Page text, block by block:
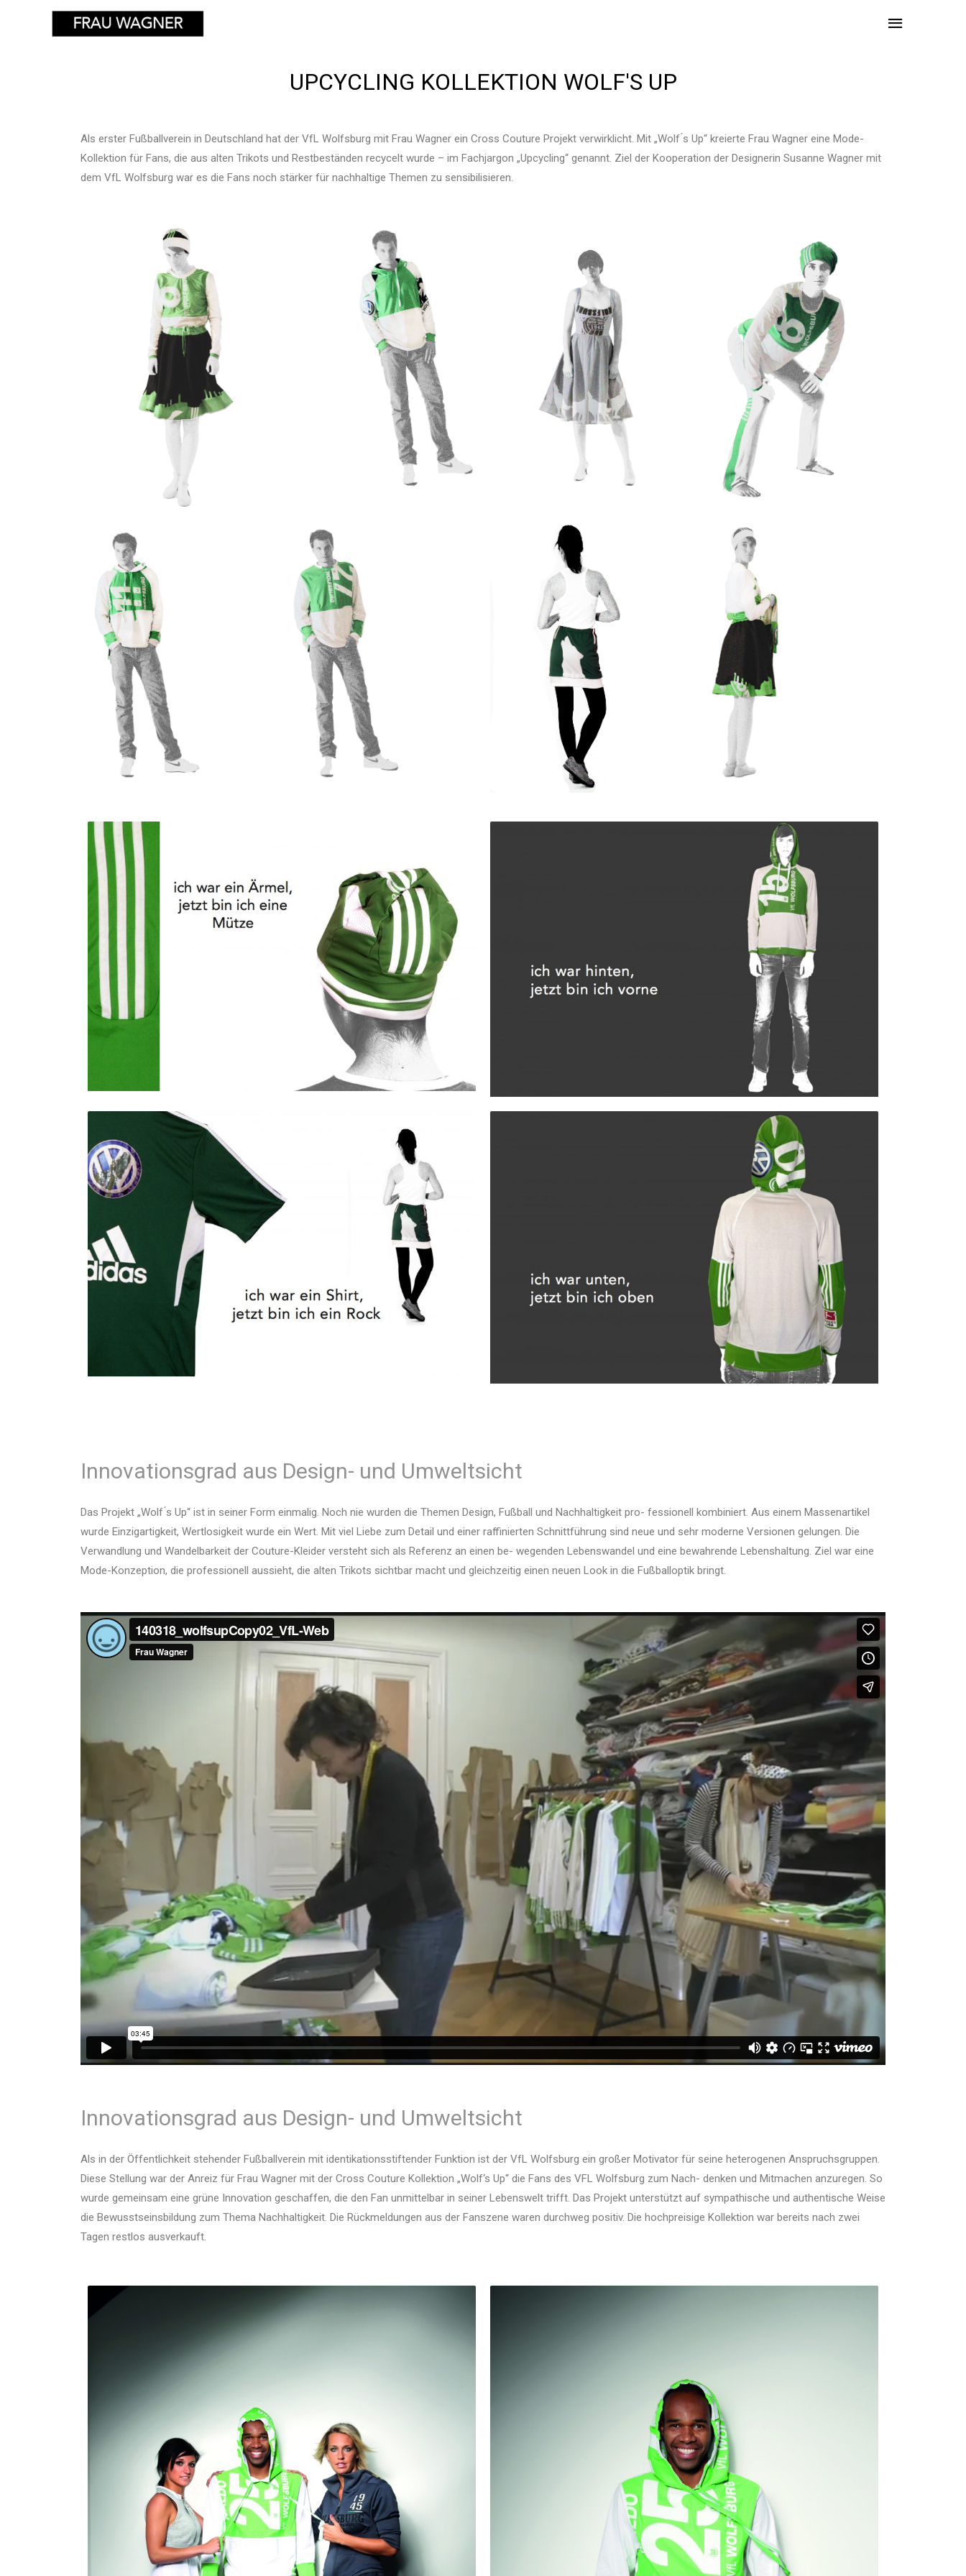
UPCYCLING KOLLEKTION WOLF'S UP
Als erster Fußballverein in Deutschland hat der VfL Wolfsburg mit Frau Wagner ein Cross Couture Projekt verwirklicht. Mit „Wolf ́s Up“ kreierte Frau Wagner eine Mode-
Kollektion für Fans, die aus alten Trikots und Restbeständen recycelt wurde – im Fachjargon „Upcycling“ genannt. Ziel der Kooperation der Designerin Susanne Wagner mit
dem VfL Wolfsburg war es die Fans noch stärker für nachhaltige Themen zu sensibilisieren.
Innovationsgrad aus Design- und Umweltsicht
Das Projekt „Wolf ́s Up“ ist in seiner Form einmalig. Noch nie wurden die Themen Design, Fußball und Nachhaltigkeit pro- fessionell kombiniert. Aus einem Massenartikel
wurde Einzigartigkeit, Wertlosigkeit wurde ein Wert. Mit viel Liebe zum Detail und einer raffinierten Schnittführung sind neue und sehr moderne Versionen gelungen. Die
Verwandlung und Wandelbarkeit der Couture-Kleider versteht sich als Referenz an einen be- wegenden Lebenswandel und eine bewahrende Lebenshaltung. Ziel war eine
Mode-Konzeption, die professionell aussieht, die alten Trikots sichtbar macht und gleichzeitig einen neuen Look in die Fußballoptik bringt.
Innovationsgrad aus Design- und Umweltsicht
Als in der Öffentlichkeit stehender Fußballverein mit identikationsstiftender Funktion ist der VfL Wolfsburg ein großer Motivator für seine heterogenen Anspruchsgruppen.
Diese Stellung war der Anreiz für Frau Wagner mit der Cross Couture Kollektion „Wolf‘s Up“ die Fans des VFL Wolfsburg zum Nach- denken und Mitmachen anzuregen. So
wurde gemeinsam eine grüne Innovation geschaffen, die den Fan unmittelbar in seiner Lebenswelt trifft. Das Projekt unterstützt auf sympathische und authentische Weise
die Bewusstseinsbildung zum Thema Nachhaltigkeit. Die Rückmeldungen aus der Fanszene waren durchweg positiv. Die hochpreisige Kollektion war bereits nach zwei
Tagen restlos ausverkauft.